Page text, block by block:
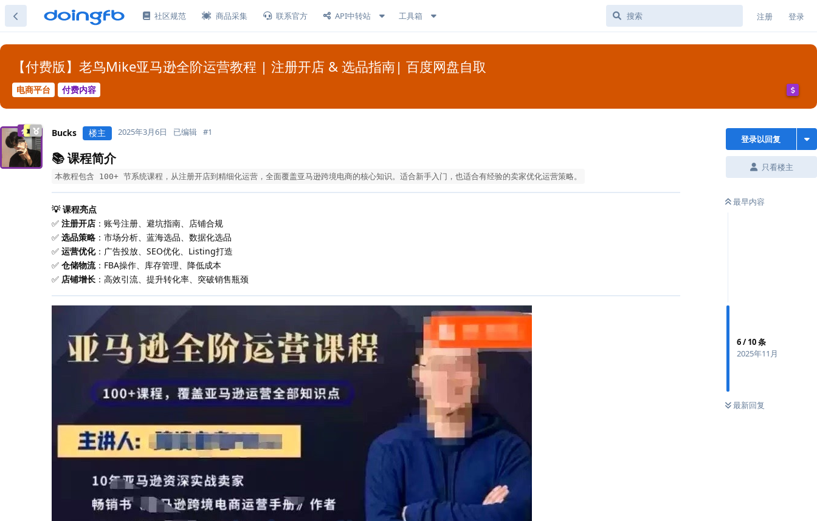
社区规范 商品采集 联系官方 API中转站 工具箱 注册 登录
电商平台 付费内容
【付费版】老鸟Mike亚马逊全阶运营教程 | 注册开店 & 选品指南| 百度网盘自取
登录以回复
只看楼主
最早内容
6/10条
2025年11月
最新回复
Bucks 楼主 2025年3月6日 已编辑 #1
📚 课程简介
本教程包含 100+ 节系统课程，从注册开店到精细化运营，全面覆盖亚马逊跨境电商的核心知识。适合新手入门，也适合有经验的卖家优化运营策略。
💡 课程亮点
✅ 注册开店 ：账号注册、避坑指南、店铺合规
✅ 选品策略 ：市场分析、蓝海选品、数据化选品
✅ 运营优化：广告投放、SEO优化、Listing打造
✅ 仓储物流：FBA操作、库存管理、降低成本
✅ 店铺增长 ：高效引流、提升转化率、突破销售瓶颈